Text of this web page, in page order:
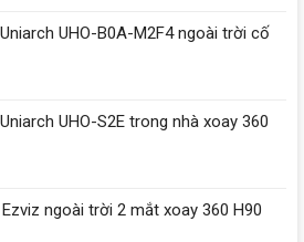
UHO-B0A-M2F4 ngoài trời cố
UHO-S2E trong nhà xoay 360
ngoài trời 2 mắt xoay 360 H90